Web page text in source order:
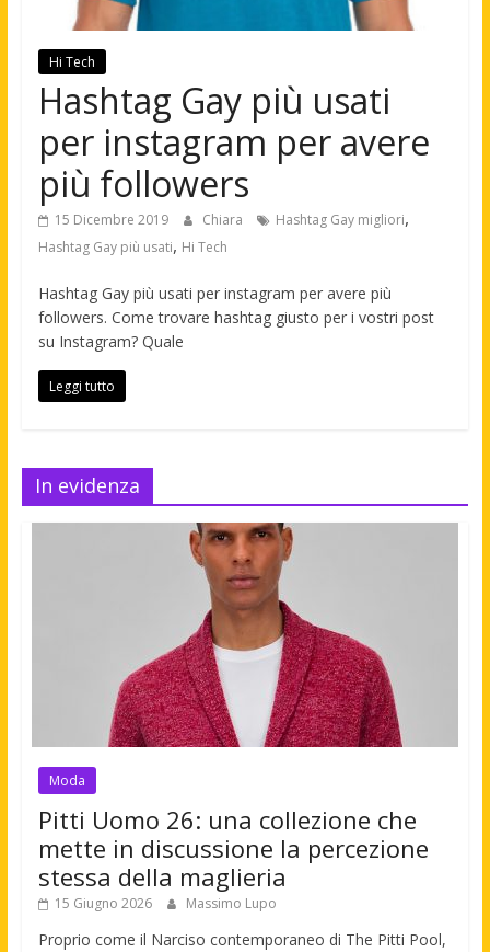
Hi Tech
Hashtag Gay più usati
per instagram per avere
più followers
15 Dicembre 2019 Chiara Hashtag Gay migliori,
Hashtag Gay più usati, Hi Tech
Hashtag Gay più usati per instagram per avere più
followers. Come trovare hashtag giusto per i vostri post
su Instagram? Quale
Leggi tutto
In evidenza
Moda
Pitti Uomo 26: una collezione che
mette in discussione la percezione
stessa della maglieria
15 Giugno 2026 Massimo Lupo
Proprio come il Narciso contemporaneo di The Pitti Pool,